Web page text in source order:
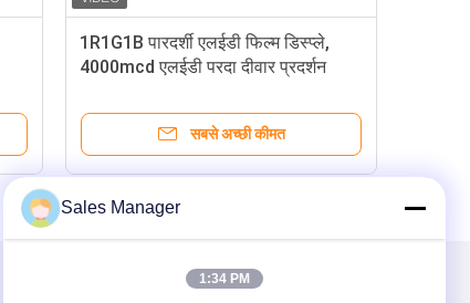
1R1G1B पारदर्शी एलईडी फिल्म डिस्प्ले,
4000mcd एलईडी परदा दीवार प्रदर्शन
सबसे अच्छी कीमत
Sales Manager
1:34 PM